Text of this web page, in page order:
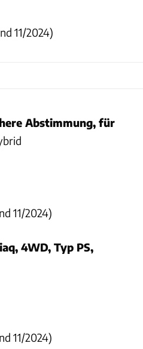
11/2024)
Abstimmung, für
11/2024)
4WD, Typ PS,
11/2024)